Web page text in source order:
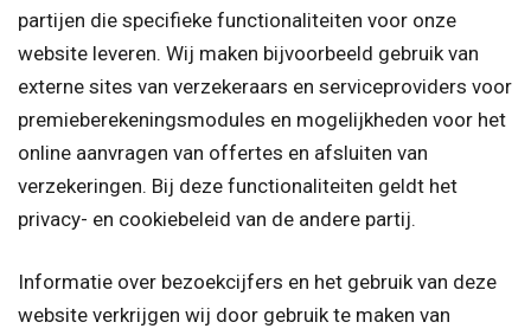
partijen die specifieke functionaliteiten voor onze
website leveren. Wij maken bijvoorbeeld gebruik van
externe sites van verzekeraars en serviceproviders voor
premieberekeningsmodules en mogelijkheden voor het
online aanvragen van offertes en afsluiten van
verzekeringen. Bij deze functionaliteiten geldt het
privacy- en cookiebeleid van de andere partij.
Informatie over bezoekcijfers en het gebruik van deze
website verkrijgen wij door gebruik te maken van